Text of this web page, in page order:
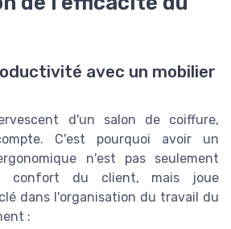
avec un mobilier
d'un salon de coiffure,
C'est pourquoi avoir un
n'est pas seulement
confort du client, mais joue
dans l'organisation du travail du
: